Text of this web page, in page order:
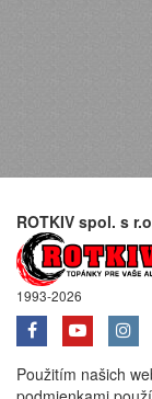
ROTKIV spol. s
1993-2026
Použitím našich